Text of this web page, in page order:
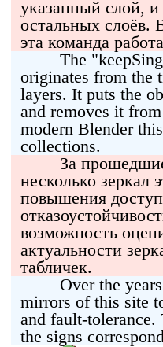
указанный слой, и
остальных слоёв.
эта команда
The
originates from the
layers. It puts the
and removes it
modern Blender
collections.
За
несколько зеркал
повышения
возможность
актуальности
табличек.
Over the
mirrors of this site
and fault-
the signs